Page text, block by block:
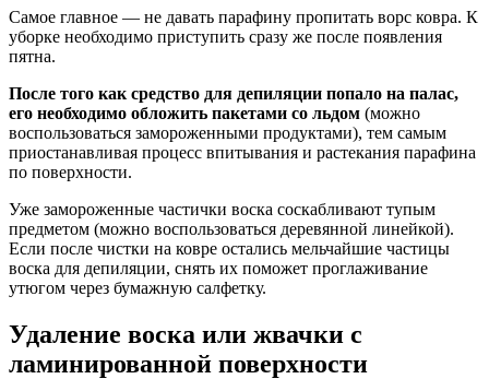
Самое главное — не давать парафину пропитать ворс ковра. К
уборке необходимо приступить сразу же после появления
пятна.
После того как средство для депиляции попало на палас,
его необходимо обложить пакетами со льдом (можно
воспользоваться замороженными продуктами), тем самым
приостанавливая процесс впитывания и растекания парафина
по поверхности.
Уже замороженные частички воска соскабливают тупым
предметом (можно воспользоваться деревянной линейкой).
Если после чистки на ковре остались мельчайшие частицы
воска для депиляции, снять их поможет проглаживание
утюгом через бумажную салфетку.
Удаление воска или жвачки с
ламинированной поверхности